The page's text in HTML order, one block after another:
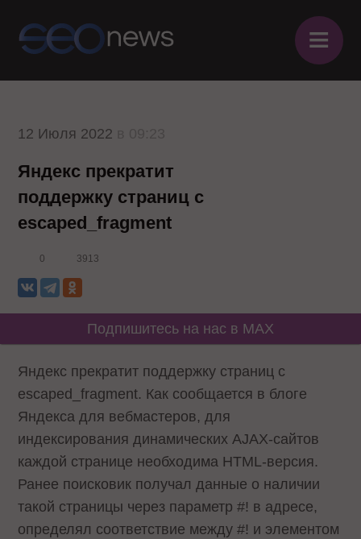
≡
12 Июля 2022
Яндекс прекратит
поддержку страниц с
escaped_fragment
0 3913
Подпишитесь на нас в MAX
Яндекс прекратит поддержку страниц с
escaped_fragment. Как сообщается в блоге
Яндекса для вебмастеров, для
индексирования динамических AJAX-сайтов
каждой странице необходима HTML-версия.
Ранее поисковик получал данные о наличии
такой страницы через параметр #! в адресе,
определял соответствие между #! и элементом